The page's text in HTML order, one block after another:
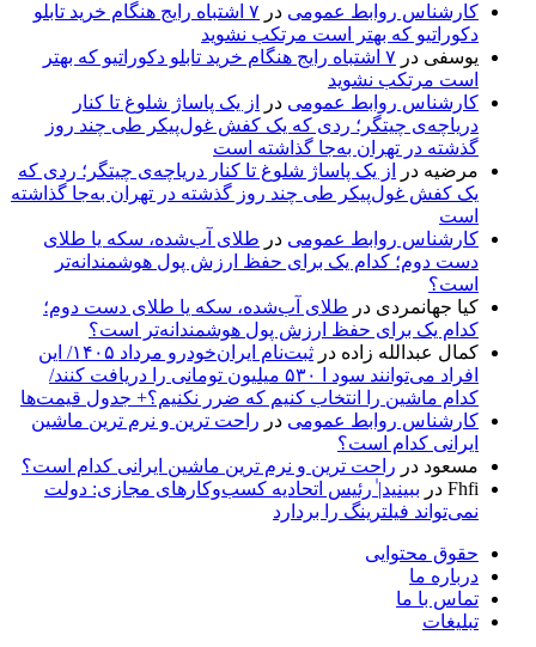
کارشناس روابط عمومی در
۷ اشتباه رایج هنگام خرید تابلو
دکوراتیو که بهتر است مرتکب نشوید
یوسفی در
۷ اشتباه رایج هنگام خرید تابلو دکوراتیو که بهتر
است مرتکب نشوید
کارشناس روابط عمومی در
از یک پاساژ شلوغ تا کنار
دریاچه‌ی چیتگر؛ ردی که یک کفش غول‌پیکر طی چند روز
گذشته در تهران به‌جا گذاشته است
مرضیه در
از یک پاساژ شلوغ تا کنار دریاچه‌ی چیتگر؛ ردی که
یک کفش غول‌پیکر طی چند روز گذشته در تهران به‌جا گذاشته
است
کارشناس روابط عمومی در طلای آب‌شده، سکه یا طلای
دست دوم؛ کدام یک برای حفظ ارزش پول هوشمندانه‌تر
است؟
کیا جهانمردی در طلای آب‌شده، سکه یا طلای دست دوم؛
کدام یک برای حفظ ارزش پول هوشمندانه‌تر است؟
کمال عبدالله زاده در
ثبت‌نام ایران‌خودرو مرداد ۱۴۰۵/ این
افراد می‌توانند سود ا ۵۳۰ میلیون تومانی را دریافت کنند/
کدام ماشین را انتخاب کنیم که ضرر نکنیم؟+ جدول قیمت‌ها
کارشناس روابط عمومی در راحت ترین و نرم ترین ماشین
ایرانی کدام است؟
مسعود در راحت ترین و نرم ترین ماشین ایرانی کدام است؟
Fhfi در ببینید| ٰرئیس اتحادیه کسب‌وکارهای مجازی: دولت
نمی‌تواند فیلترینگ را بردارد
حقوق محتوایی
درباره ما
تماس با ما
تبلیغات